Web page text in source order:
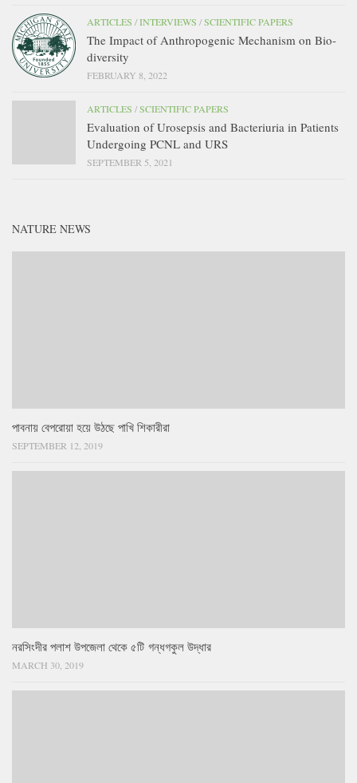
ARTICLES /INTERVIEWS /SCIENTIFIC PAPERS
The Impact of Anthropogenic Mechanism on Bio-
diversity
FEBRUARY 8, 2022
ARTICLES /SCIENTIFIC PAPERS
Evaluation of Urosepsis and Bacteriuria in Patients
Undergoing PCNL and URS
SEPTEMBER 5, 2021
NATURE NEWS
পাবনায় বেপরোয়া হয়ে উঠছে পাখি শিকারীরা
SEPTEMBER 12, 2019
নরসিংদীর পলাশ উপজেলা থেকে ৫টি গন্ধগকুল উদ্ধার
MARCH 30, 2019